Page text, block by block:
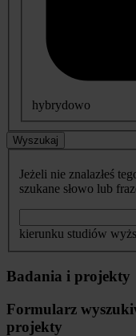
hybrydowo
Wyszukaj
Jeżeli nie znalazłeś
szukane słowo lub
kierunku studiów
Badania i projekty
Formularz
projekty